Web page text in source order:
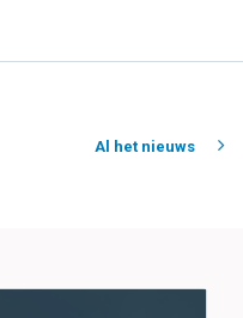
Al het nieuws